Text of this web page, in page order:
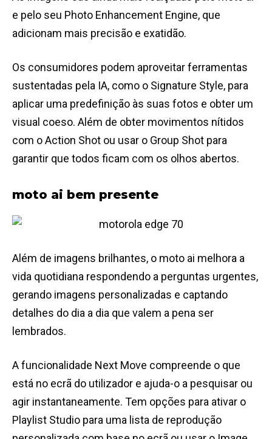
e pelo seu Photo Enhancement Engine, que
adicionam mais precisão e exatidão.
Os consumidores podem aproveitar ferramentas
sustentadas pela IA, como o Signature Style, para
aplicar uma predefinição às suas fotos e obter um
visual coeso. Além de obter movimentos nítidos
com o Action Shot ou usar o Group Shot para
garantir que todos ficam com os olhos abertos.
moto ai bem presente
Além de imagens brilhantes, o moto ai melhora a
vida quotidiana respondendo a perguntas urgentes,
gerando imagens personalizadas e captando
detalhes do dia a dia que valem a pena ser
lembrados.
A funcionalidade Next Move compreende o que
está no ecrã do utilizador e ajuda-o a pesquisar ou
agir instantaneamente. Tem opções para ativar o
Playlist Studio para uma lista de reprodução